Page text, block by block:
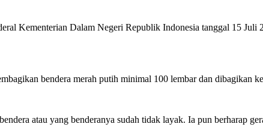
Kementerian Dalam Negeri Republik Indonesia tanggal 15 Juli
bendera merah putih minimal 100 lembar dan dibagikan
atau yang benderanya sudah tidak layak. Ia pun berharap